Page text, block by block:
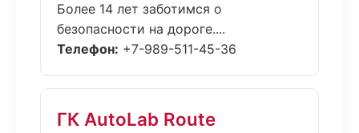
Более 14 лет заботимся о
безопасности на дороге....
Телефон: +7-989-511-45-36
ГК AutoLab Route